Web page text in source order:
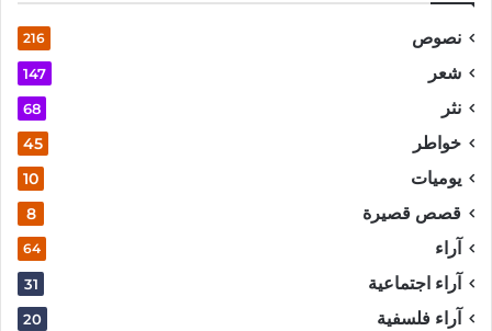
نصوص 216
شعر 147
نثر 68
خواطر 45
يوميات 10
قصص قصيرة 8
آراء 64
آراء اجتماعية 31
آراء فلسفية 20